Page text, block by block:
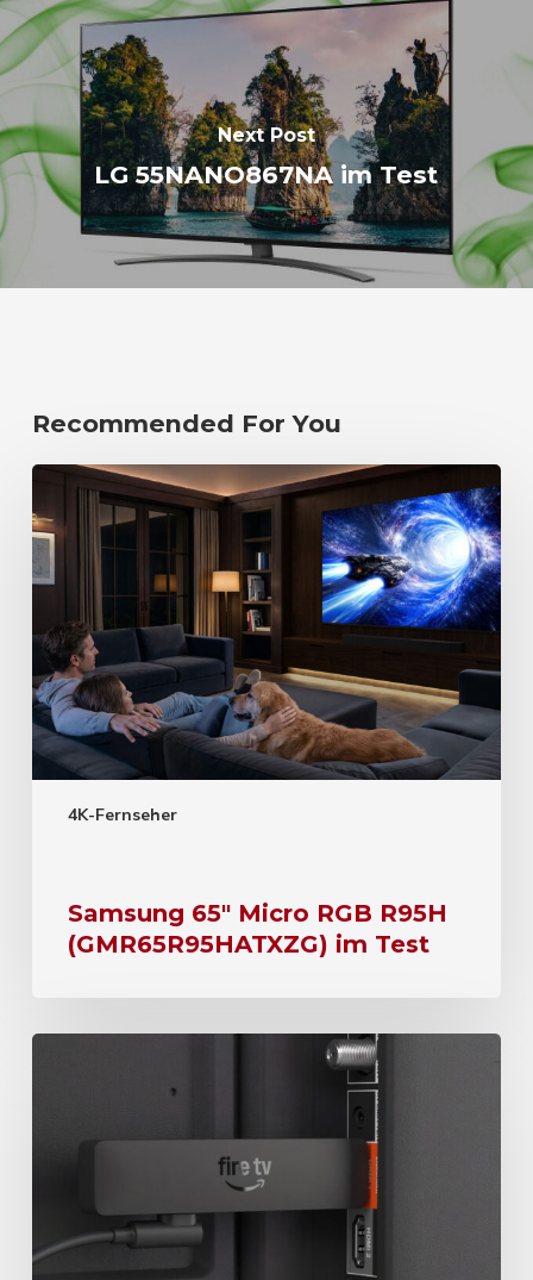
Next Post
LG 55NANO867NA im Test
Recommended For You
4K-Fernseher
Samsung 65″ Micro RGB R95H
(GMR65R95HATXZG) im Test